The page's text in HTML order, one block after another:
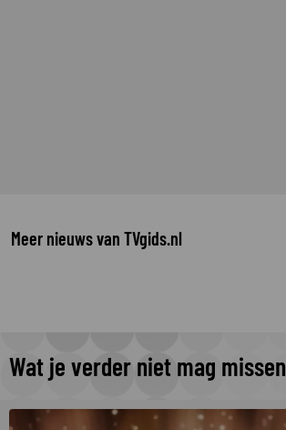
Meer nieuws van TVgids.nl
Wat je verder niet mag missen